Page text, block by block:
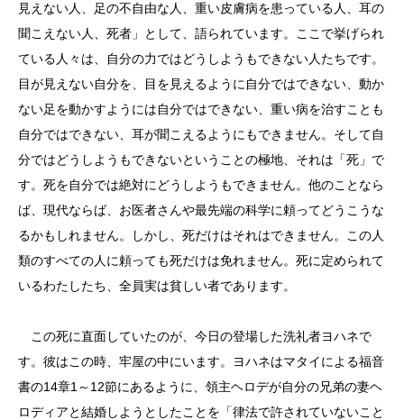
見えない人、足の不自由な人、重い皮膚病を患っている人、耳の
聞こえない人、死者」として、語られています。ここで挙げられ
ている人々は、自分の力ではどうしようもできない人たちです。
目が見えない自分を、目を見えるように自分ではできない、動か
ない足を動かすようには自分ではできない、重い病を治すことも
自分ではできない、耳が聞こえるようにもできません。そして自
分ではどうしようもできないということの極地、それは「死」で
す。死を自分では絶対にどうしようもできません。他のことなら
ば、現代ならば、お医者さんや最先端の科学に頼ってどうこうな
るかもしれません。しかし、死だけはそれはできません。この人
類のすべての人に頼っても死だけは免れません。死に定められて
いるわたしたち、全員実は貧しい者であります。
この死に直面していたのが、今日の登場した洗礼者ヨハネで
す。彼はこの時、牢屋の中にいます。ヨハネはマタイによる福音
書の14章1～12節にあるように、領主ヘロデが自分の兄弟の妻ヘ
ロディアと結婚しようとしたことを「律法で許されていないこと